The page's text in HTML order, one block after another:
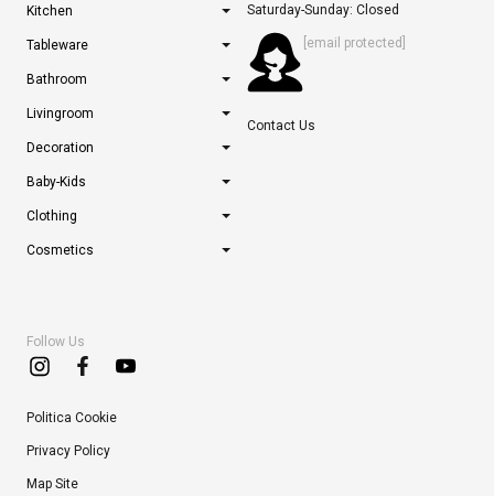
Kitchen
Tableware
Bathroom
Livingroom
Decoration
Baby-Kids
Clothing
Cosmetics
Saturday-Sunday: Closed
[email protected]
Contact Us
Follow Us
Politica Cookie
Privacy Policy
Map Site